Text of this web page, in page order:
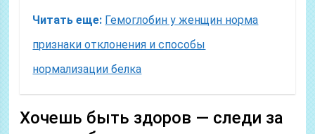
Читать еще: Гемоглобин у женщин норма
признаки отклонения и способы
нормализации белка
Хочешь быть здоров — следи за